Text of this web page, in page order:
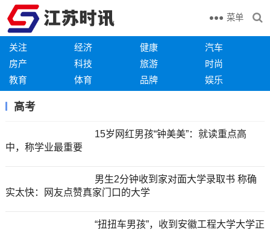
菜单
关注 经济 健康
汽车
房产
科技 旅游
时尚
教育
体育 品牌 娱乐
高考
15岁网红男孩“钟美美”：就读重点高
中，称学业最重要
男生2分钟收到家对面大学录取书 称确
实太快：网友点赞真家门口的大学
“扭扭车男孩”，收到安徽工程大学大学正